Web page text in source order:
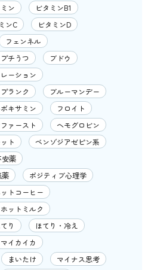
ン
ビタミンB1
ンC
ビタミンD
フェンネル
プチうつ
ブドウ
ーション
プランク
ブルーマンデー
キサミン
フロイト
ァースト
ヘモグロビン
ト
ベンゾジアゼピン系
安薬
薬
ポジティブ心理学
トコーヒー
ホットミルク
り
ほてり・冷え
マイカイカ
まいたけ
マイナス思考